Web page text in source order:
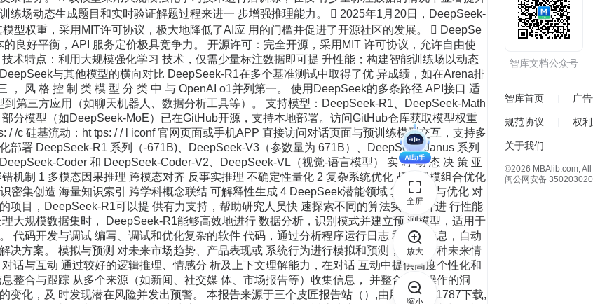
智库文档公众号
智库首页 广
规范协议 权
关于我们
©2026 MBAlib.com,
闽公网安备
全屏
放大
缩小